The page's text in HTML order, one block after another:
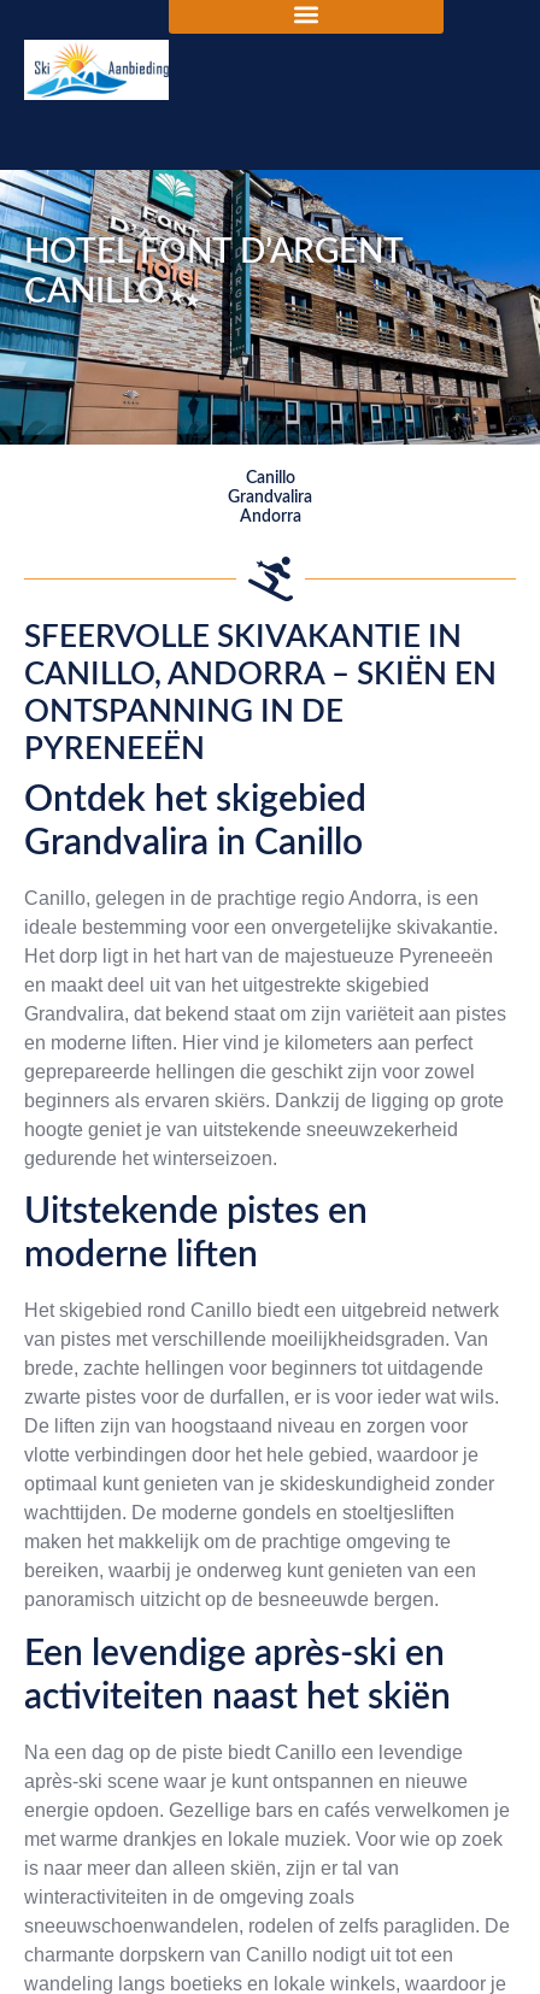
HOTEL FONT D’ARGENT
CANILLO
Canillo
Grandvalira
Andorra
SFEERVOLLE SKIVAKANTIE IN
CANILLO, ANDORRA – SKIËN EN
ONTSPANNING IN DE
PYRENEEËN
Ontdek het skigebied
Grandvalira in Canillo
Canillo, gelegen in de prachtige regio Andorra, is een
ideale bestemming voor een onvergetelijke skivakantie.
Het dorp ligt in het hart van de majestueuze Pyreneeën
en maakt deel uit van het uitgestrekte skigebied
Grandvalira, dat bekend staat om zijn variëteit aan pistes
en moderne liften. Hier vind je kilometers aan perfect
geprepareerde hellingen die geschikt zijn voor zowel
beginners als ervaren skiërs. Dankzij de ligging op grote
hoogte geniet je van uitstekende sneeuwzekerheid
gedurende het winterseizoen.
Uitstekende pistes en
moderne liften
Het skigebied rond Canillo biedt een uitgebreid netwerk
van pistes met verschillende moeilijkheidsgraden. Van
brede, zachte hellingen voor beginners tot uitdagende
zwarte pistes voor de durfallen, er is voor ieder wat wils.
De liften zijn van hoogstaand niveau en zorgen voor
vlotte verbindingen door het hele gebied, waardoor je
optimaal kunt genieten van je skideskundigheid zonder
wachttijden. De moderne gondels en stoeltjesliften
maken het makkelijk om de prachtige omgeving te
bereiken, waarbij je onderweg kunt genieten van een
panoramisch uitzicht op de besneeuwde bergen.
Een levendige après-ski en
activiteiten naast het skiën
Na een dag op de piste biedt Canillo een levendige
après-ski scene waar je kunt ontspannen en nieuwe
energie opdoen. Gezellige bars en cafés verwelkomen je
met warme drankjes en lokale muziek. Voor wie op zoek
is naar meer dan alleen skiën, zijn er tal van
winteractiviteiten in de omgeving zoals
sneeuwschoenwandelen, rodelen of zelfs paragliden. De
charmante dorpskern van Canillo nodigt uit tot een
wandeling langs boetieks en lokale winkels, waardoor je